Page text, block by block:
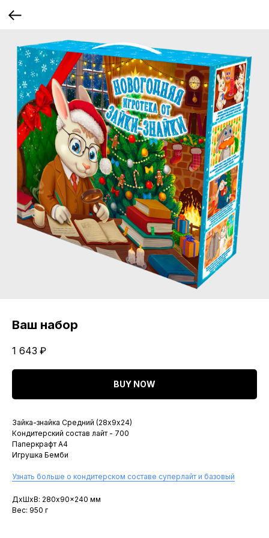
Ваш набор
1 643 ₽
BUY NOW
Зайка-знайка Средний (28х9х24)
Кондитерский состав лайт - 700
Паперкрафт A4
Игрушка Бемби
Узнать больше о кондитерском составе суперлайт и базовый
ДxШxВ: 280x90x240 мм
Вес: 950 г